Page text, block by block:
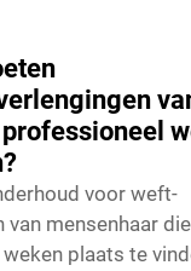
voor weft-
van mensenhaar
plaats te